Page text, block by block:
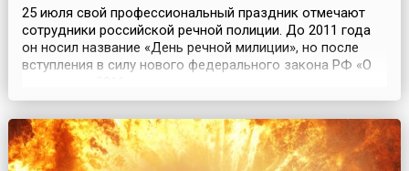
25 июля свой профессиональный праздник отмечают
сотрудники российской речной полиции. До 2011 года
он носил название «День речной милиции», но после
вступления в силу нового федерального закона РФ «О
изменилось.Впервые в структуре российских
правоохранительных органов такое подразделение, как
речная полиция, появилось во второй половине 19 века
— ...